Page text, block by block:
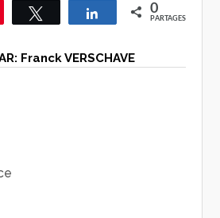
Épingle Tweetez Partagez0
PARTAGES
Franck VERSCHAVE